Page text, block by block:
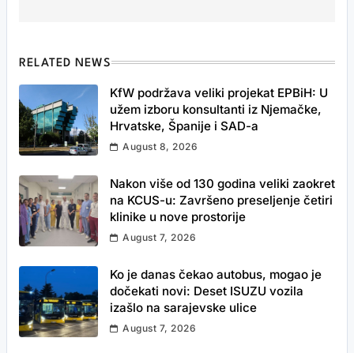
RELATED NEWS
KfW podržava veliki projekat EPBiH: U
užem izboru konsultanti iz Njemačke,
Hrvatske, Španije i SAD-a
August 8, 2026
Nakon više od 130 godina veliki zaokret
na KCUS-u: Završeno preseljenje četiri
klinike u nove prostorije
August 7, 2026
Ko je danas čekao autobus, mogao je
dočekati novi: Deset ISUZU vozila
izašlo na sarajevske ulice
August 7, 2026